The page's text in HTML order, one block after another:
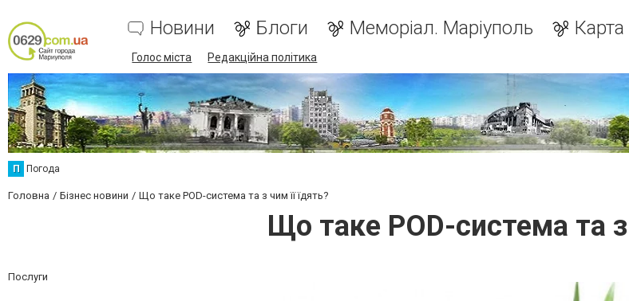
Новини Блоги Меморіал. Маріуполь Карта
Голос міста Редакційна політика
П Погода
Головна Бізнес новини Що таке POD-система та з чим її їдять?
Що таке POD-система та з
Послуги